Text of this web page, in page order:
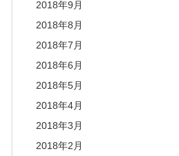
2018年9月
2018年8月
2018年7月
2018年6月
2018年5月
2018年4月
2018年3月
2018年2月